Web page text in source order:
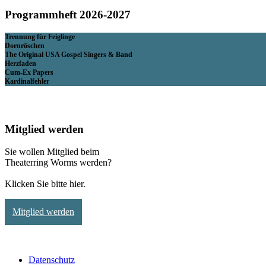
Programmheft 2026-2027
Trennung für Feiglinge
Dornröschen
The Original USA Gospel Singers & Band
Herzfaden
Cum-Ex Papers
Kardinalfehler
Mitglied werden
Sie wollen Mitglied beim
Theaterring Worms werden?
Klicken Sie bitte hier.
Mitglied werden
Datenschutz